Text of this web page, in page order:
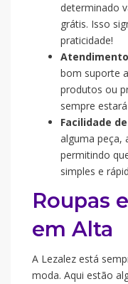
determinado
grátis. Isso
praticidade!
bom suporte
produtos ou
sempre
Facilidade
alguma peça,
permitindo
simples e
Roupas
em Alta
A Lezalez está
moda. Aqui estão